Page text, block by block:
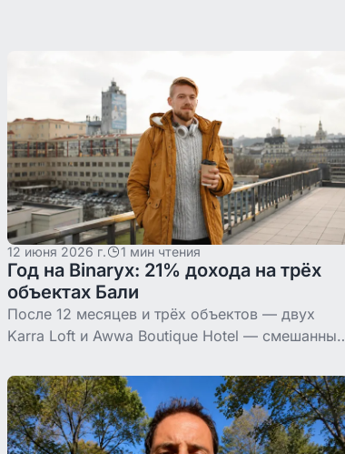
12 июня 2026 г. 1 мин чтения
Год на Binaryx: 21% дохода на трёх
объектах Бали
После 12 месяцев и трёх объектов — двух
Karra Loft и Awwa Boutique Hotel — смешанный
меняет на втором.